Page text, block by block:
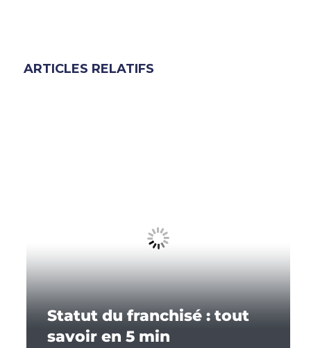
ARTICLES RELATIFS
Statut du franchisé : tout
savoir en 5 min